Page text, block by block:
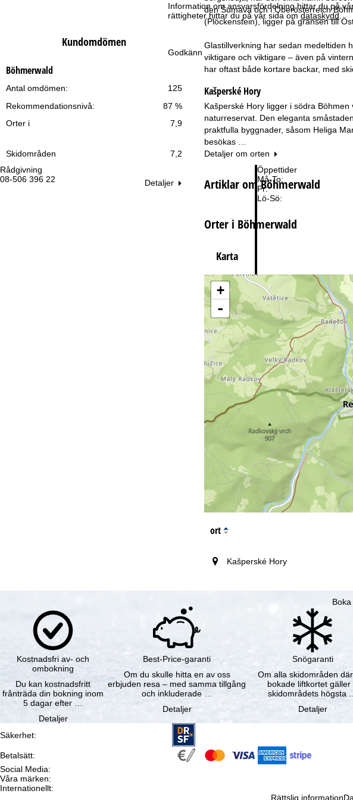
Information om ansvarsfördelning hittar du på
rättigheter hittar du på vår sida omdataskydd.
Godkänn
Rådgivning
08-506 396 22
Öppettider
Må-To:
Fr:
Lö-Sö:
Till kontaktsidan
Kundomdömen
Böhmerwald
125
Antal omdömen:
87 %
Rekommendationsnivå:
Orter i
7,9
Skidområden 7,2
Detaljer
t
s
i
d
a
den Šumava och i Oberösterreich
(Plöckenstein), ligger på gränsen till
Glastillverkning har sedan medeltiden
viktigare och viktigare – även på
har oftast både kortare backar, med
Kašperské Hory
Kašperské Hory ligger i södra
naturreservat. Den eleganta
praktfulla byggnader, såsom Heliga
besökas …
Detaljer om orten
Artiklar om Böhmerwald
Orter i Böhmerwald
Karta
+
-
ort
Kašperské Hory
Kostnadsfri av- och
ombokning
Du kan kostnadsfritt
frånträda din bokning inom
5 dagar efter …
Detaljer
Best-Price-garanti
Om du skulle hitta en av oss
erbjuden resa – med samma tillgång
och inkluderade …
Detaljer
Snögaranti
Om alla skidområden
bokade liftkortet gäller
skidområdets högsta
Detaljer
Säkerhet:
Betalsätt:
Social Media:
Våra märken:
Internationellt:
Rättslig information